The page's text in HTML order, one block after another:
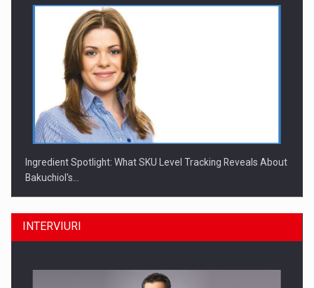
Ingredient Spotlight: What SKU Level Tracking Reveals About
Bakuchiol's…
INTERVIURI